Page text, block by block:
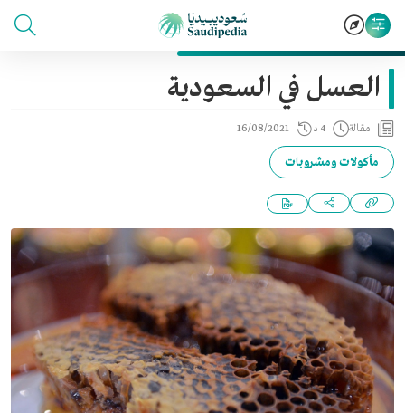
العسل في السعودية
مقالة 4 د 16/08/2021
مأكولات ومشروبات